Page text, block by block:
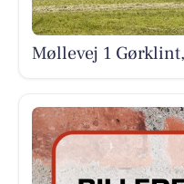
Møllevej 1